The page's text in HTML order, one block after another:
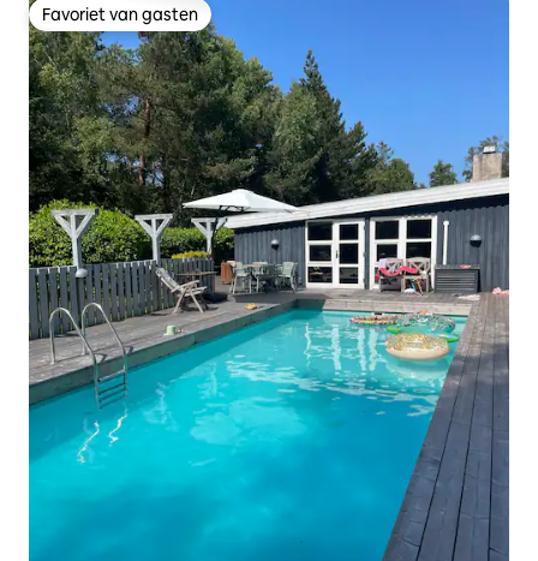
Favoriet van gasten
Favoriet van gasten